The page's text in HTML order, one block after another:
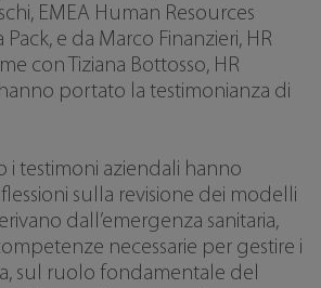
EMEA Human Resources
e da Marco Finanzieri, HR
con Tiziana Bottosso, HR
portato la testimonianza di
i testimoni aziendali hanno
sulla revisione dei modelli
dall’emergenza sanitaria,
necessarie per gestire i
sul ruolo fondamentale del